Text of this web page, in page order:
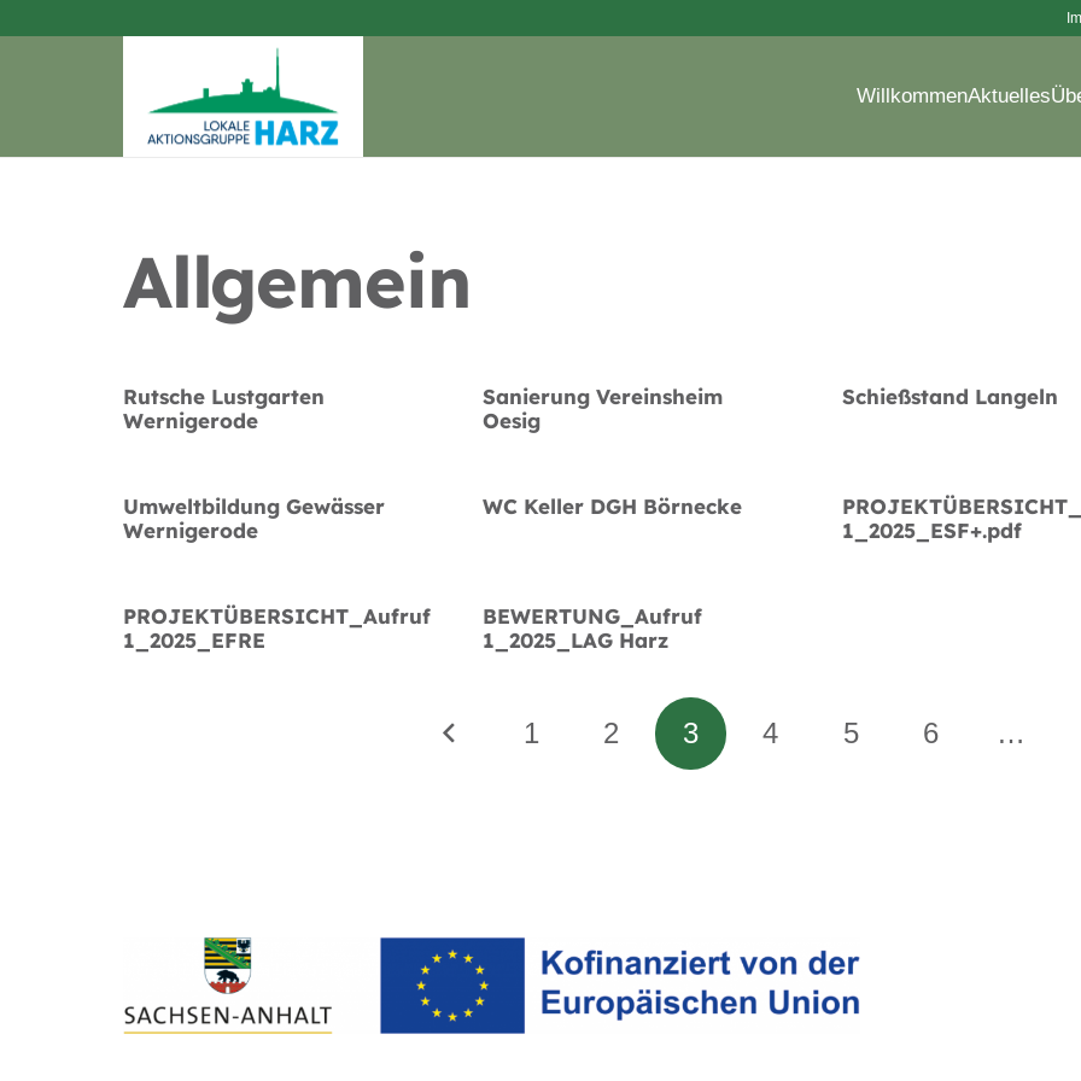
WillkommenAktuelles
Allgemein
Rutsche Lustgarten
Wernigerode
Sanierung Vereinsheim
Oesig
Schießstand Langeln
Umweltbildung Gewässer
Wernigerode
WC Keller DGH Börnecke
1_2025_ESF+.pdf
PROJEKTÜBERSICHT_Aufruf
1_2025_EFRE
BEWERTUNG_Aufruf
1_2025_LAG Harz
1 2 3 4 5 6 …